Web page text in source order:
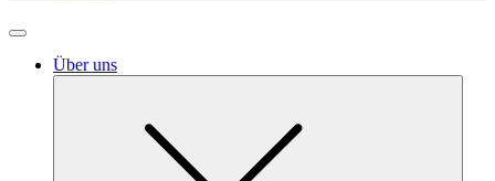
Über uns